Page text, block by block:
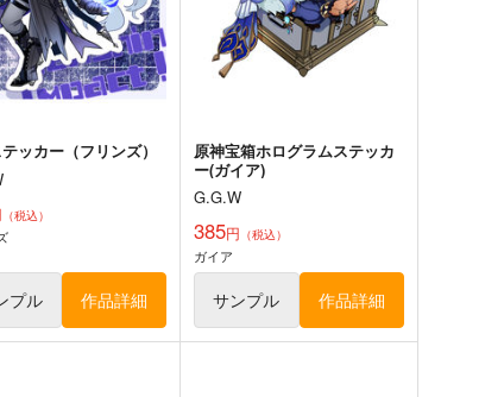
リーナ-160x50CM抱き
【1209】
円
原神-ナヴィア-160CMX50CM
抱き枕カバー【YC1241】
13,200円
ゾーンゼロ ライト
プル カート
ゼンレスゾーンゼロ
エレン・ジョー
ッカー（フリンズ）
（税込）
プル 作品詳細
原神宝箱ホログラムステッカ
ー(ガイア)
G.G.W
385円 （税込）
ガイア
サンプル 作品詳細